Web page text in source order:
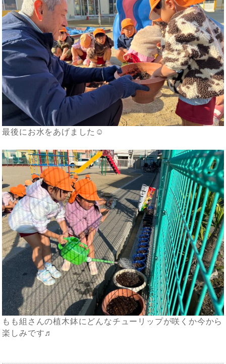
最後にお水をあげました☺️
もも組さんの植木鉢にどんなチューリップが咲くか今から
楽しみです♬